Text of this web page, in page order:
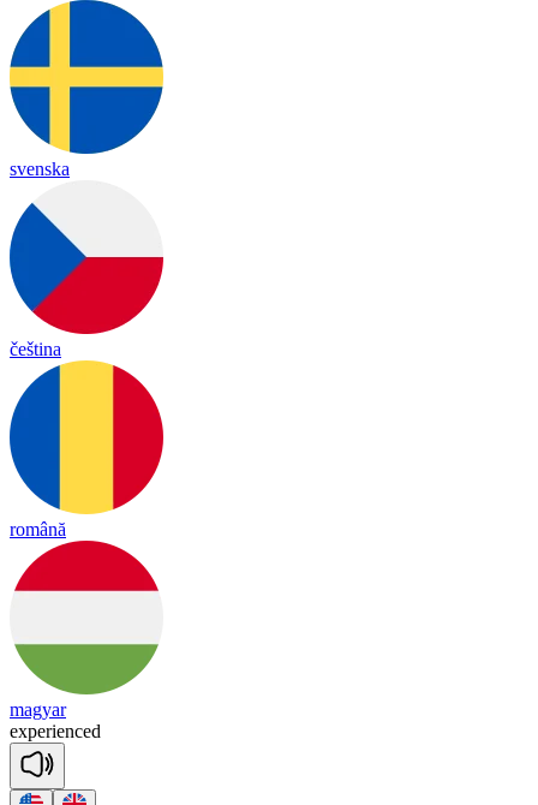
svenska
čeština
română
magyar
experienced